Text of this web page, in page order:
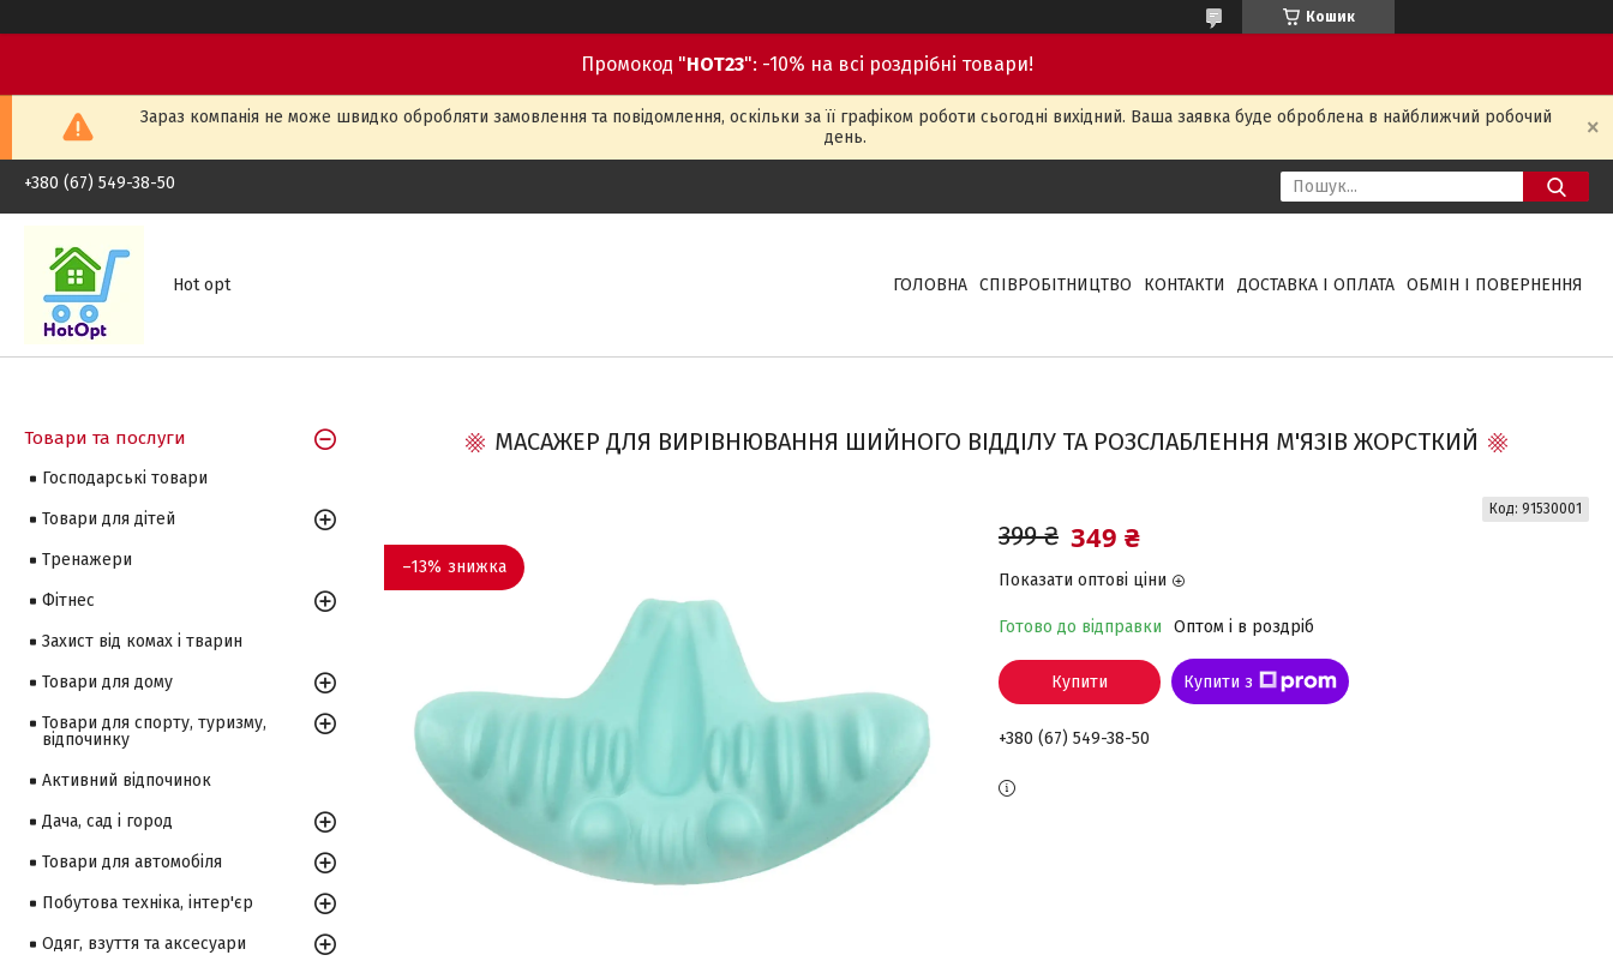
Кошик
Промокод "HOT23": -10% на всі роздрібні товари!
Зараз компанія не може швидко обробляти замовлення та повідомлення, оскільки за її графіком роботи сьогодні вихідний. Ваша заявка буде оброблена в найближчий робочий
день.
+380 (67) 549-38-50
Hot opt ГОЛОВНА СПІВРОБІТНИЦТВО КОНТАКТИ ДОСТАВКА І ОПЛАТА ОБМІН І ПОВЕРНЕННЯ
МАСАЖЕР ДЛЯ ВИРІВНЮВАННЯ ШИЙНОГО ВІДДІЛУ ТА РОЗСЛАБЛЕННЯ М'ЯЗІВ ЖОРСТКИЙ
–13%
399 ₴ 349 ₴
Показати оптові ціни
Готово до відправки Оптом і в роздріб
Код: 91530001
Купити Купити з
+380 (67) 549-38-50
Товари та послуги
Господарські товари
Товари для дітей
Тренажери
Фітнес
Захист від комах і тварин
Товари для дому
Товари для спорту, туризму,
відпочинку
Активний відпочинок
Дача, сад і город
Товари для автомобіля
Побутова техніка, інтер'єр
Одяг, взуття та аксесуари